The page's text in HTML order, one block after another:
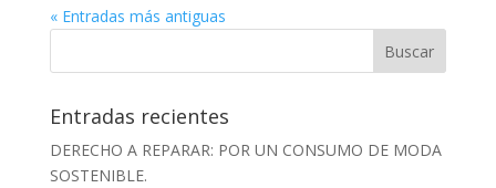
« Entradas más antiguas
Entradas recientes
DERECHO A REPARAR: POR UN CONSUMO DE MODA
SOSTENIBLE.